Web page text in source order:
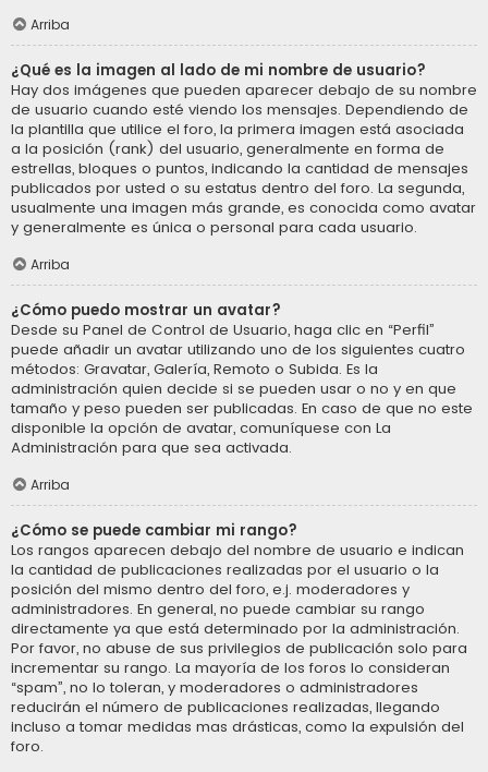
Arriba
¿Qué es la imagen al lado de mi nombre de usuario?
Hay dos imágenes que pueden aparecer debajo de su nombre
de usuario cuando esté viendo los mensajes. Dependiendo de
la plantilla que utilice el foro, la primera imagen está asociada
a la posición (rank) del usuario, generalmente en forma de
estrellas, bloques o puntos, indicando la cantidad de mensajes
publicados por usted o su estatus dentro del foro. La segunda,
usualmente una imagen más grande, es conocida como avatar
y generalmente es única o personal para cada usuario.
Arriba
¿Cómo puedo mostrar un avatar?
Desde su Panel de Control de Usuario, haga clic en “Perfil”
puede añadir un avatar utilizando uno de los siguientes cuatro
métodos: Gravatar, Galería, Remoto o Subida. Es la
administración quien decide si se pueden usar o no y en que
tamaño y peso pueden ser publicadas. En caso de que no este
disponible la opción de avatar, comuníquese con La
Administración para que sea activada.
Arriba
¿Cómo se puede cambiar mi rango?
Los rangos aparecen debajo del nombre de usuario e indican
la cantidad de publicaciones realizadas por el usuario o la
posición del mismo dentro del foro, e.j. moderadores y
administradores. En general, no puede cambiar su rango
directamente ya que está determinado por la administración.
Por favor, no abuse de sus privilegios de publicación solo para
incrementar su rango. La mayoría de los foros lo consideran
“spam”, no lo toleran, y moderadores o administradores
reducirán el número de publicaciones realizadas, llegando
incluso a tomar medidas mas drásticas, como la expulsión del
foro.